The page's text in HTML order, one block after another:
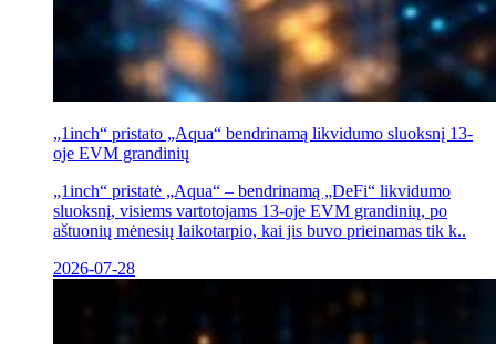
„1inch“ pristato „Aqua“ bendrinamą likvidumo sluoksnį 13-
oje EVM grandinių
„1inch“ pristatė „Aqua“ – bendrinamą „DeFi“ likvidumo
sluoksnį, visiems vartotojams 13-oje EVM grandinių, po
aštuonių mėnesių laikotarpio, kai jis buvo prieinamas tik k..
2026-07-28